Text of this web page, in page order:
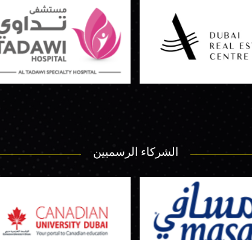
الشركاء الرسميين